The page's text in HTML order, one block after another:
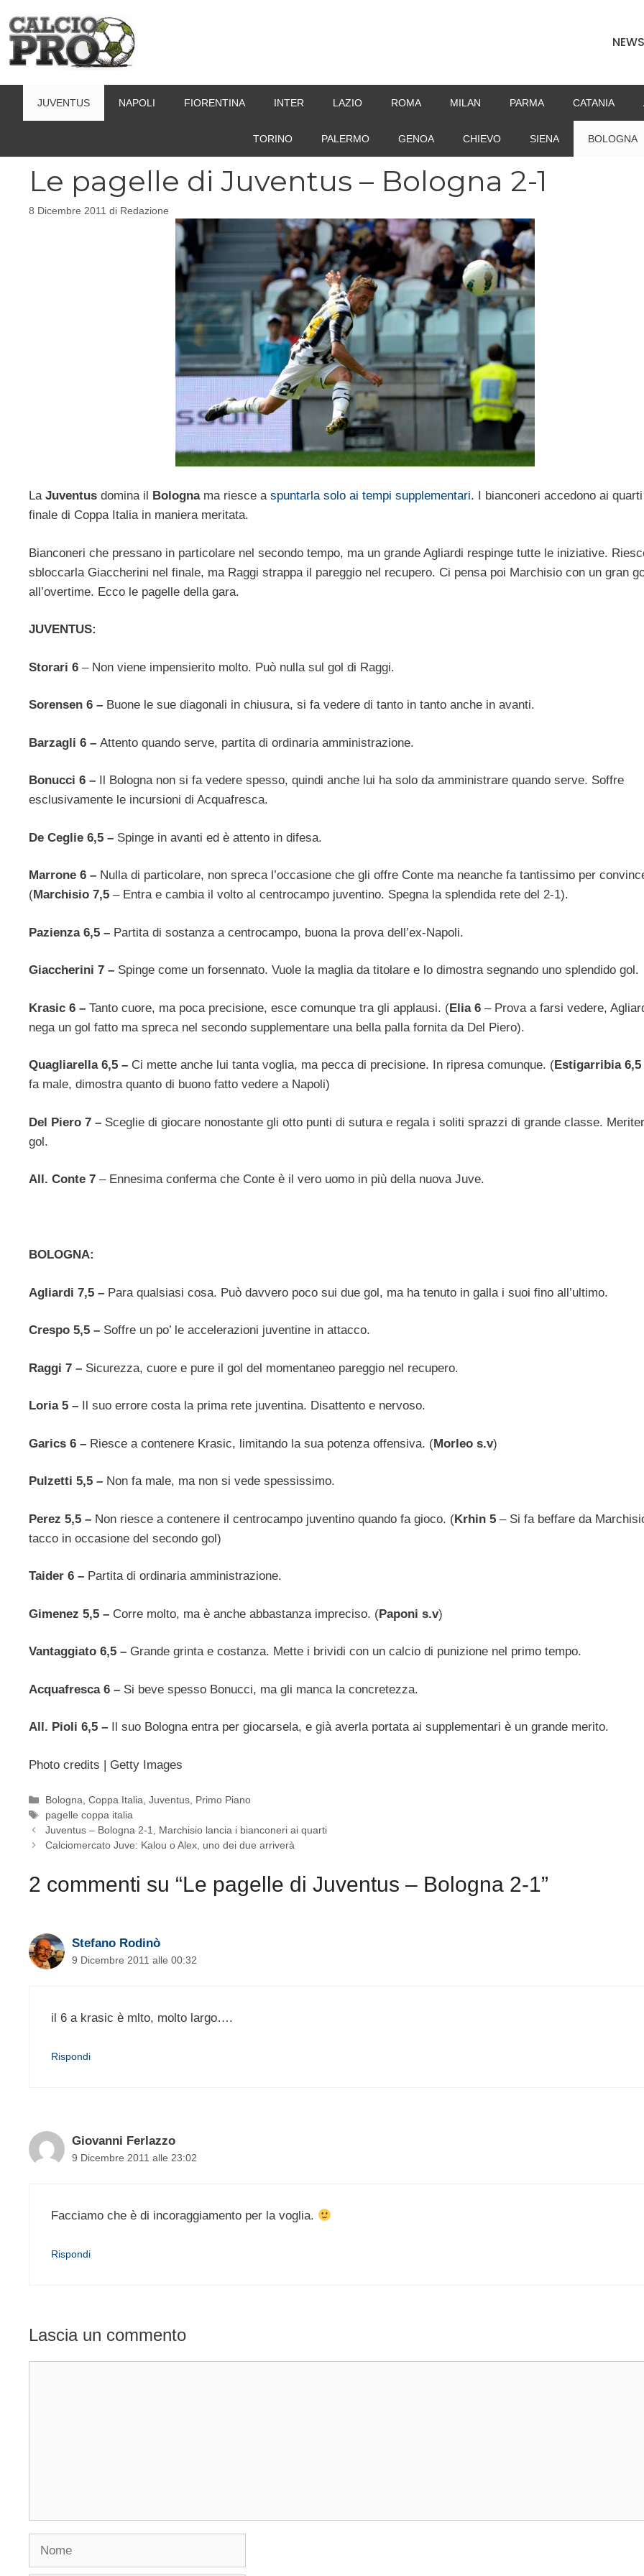
contenuto
NEWS
JUVENTUS NAPOLI FIORENTINA INTER LAZIO ROMA MILAN PARMA CATANIA
TORINO PALERMO GENOA CHIEVO SIENA BOLOGNA
Le pagelle di Juventus – Bologna 2-1
8 Dicembre 2011 di Redazione
La Juventus domina il Bolognama riesce a spuntarla solo ai tempi supplementari. I bianconeri accedono ai
finale di Coppa Italia in maniera meritata.
Bianconeri che pressano in particolare nel secondo tempo, ma un grande Agliardi respinge tutte le iniziative.
sbloccarla Giaccherini nel finale, ma Raggi strappa il pareggio nel recupero. Ci pensa poi Marchisio con un gran
all’overtime. Ecco le pagelle della gara.
JUVENTUS:
Storari 6 – Non viene impensierito molto. Può nulla sul gol di Raggi.
Sorensen 6 – Buone le sue diagonali in chiusura, si fa vedere di tanto in tanto anche in avanti.
Barzagli 6 – Attento quando serve, partita di ordinaria amministrazione.
Bonucci 6 –
Il Bologna non si fa vedere spesso, quindi anche lui ha solo da amministrare quando serve. Soffre
esclusivamente le incursioni di Acquafresca.
De Ceglie 6,5 – Spinge in avanti ed è attento in difesa.
Marrone 6 – Nulla di particolare, non spreca l’occasione che gli offre Conte ma neanche fa tantissimo per
(Marchisio 7,5 – Entra e cambia il volto al centrocampo juventino. Spegna la splendida rete del 2-1).
Pazienza 6,5 – Partita di sostanza a centrocampo, buona la prova dell’ex-Napoli.
Giaccherini 7 – Spinge come un forsennato. Vuole la maglia da titolare e lo dimostra segnando uno splendido gol.
Krasic 6 – Tanto cuore, ma poca precisione, esce comunque tra gli applausi. (Elia 6 – Prova a farsi vedere,
nega un gol fatto ma spreca nel secondo supplementare una bella palla fornita da Del Piero).
Quagliarella 6,5 – Ci mette anche lui tanta voglia, ma pecca di precisione. In ripresa comunque. (Estigarribia 6,5
fa male, dimostra quanto di buono fatto vedere a Napoli)
Del Piero 7 – Sceglie di giocare nonostante gli otto punti di sutura e regala i soliti sprazzi di grande classe.
gol.
All. Conte 7 – Ennesima conferma che Conte è il vero uomo in più della nuova Juve.
BOLOGNA:
Agliardi 7,5 – Para qualsiasi cosa. Può davvero poco sui due gol, ma ha tenuto in galla i suoi fino all’ultimo.
Crespo 5,5 – Soffre un po’ le accelerazioni juventine in attacco.
Raggi 7 – Sicurezza, cuore e pure il gol del momentaneo pareggio nel recupero.
Loria 5 – Il suo errore costa la prima rete juventina. Disattento e nervoso.
Garics 6 – Riesce a contenere Krasic, limitando la sua potenza offensiva. (Morleo s.v)
Pulzetti 5,5 – Non fa male, ma non si vede spessissimo.
Perez 5,5 – Non riesce a contenere il centrocampo juventino quando fa gioco. (Krhin 5 – Si fa beffare da
tacco in occasione del secondo gol)
Taider 6 – Partita di ordinaria amministrazione.
Gimenez 5,5 – Corre molto, ma è anche abbastanza impreciso. (Paponi s.v)
Vantaggiato 6,5 – Grande grinta e costanza. Mette i brividi con un calcio di punizione nel primo tempo.
Acquafresca 6 – Si beve spesso Bonucci, ma gli manca la concretezza.
All. Pioli 6,5 – Il suo Bologna entra per giocarsela, e già averla portata ai supplementari è un grande merito.
Photo credits | Getty Images
Categorie
Bologna,Coppa Italia,Juventus, Primo Piano
Tag
pagelle coppa italia
Juventus – Bologna 2-1, Marchisio lancia i bianconeri ai quarti
Calciomercato Juve: Kalou o Alex, uno dei due arriverà
2 commenti su “Le pagelle di Juventus – Bologna 2-1”
Stefano Rodinò
9 Dicembre 2011 alle 00:32
il 6 a krasic è mlto, molto largo….
Rispondi
Giovanni Ferlazzo
9 Dicembre 2011 alle 23:02
Facciamo che è di incoraggiamento per la voglia.
Rispondi
Lascia un commento
Nome